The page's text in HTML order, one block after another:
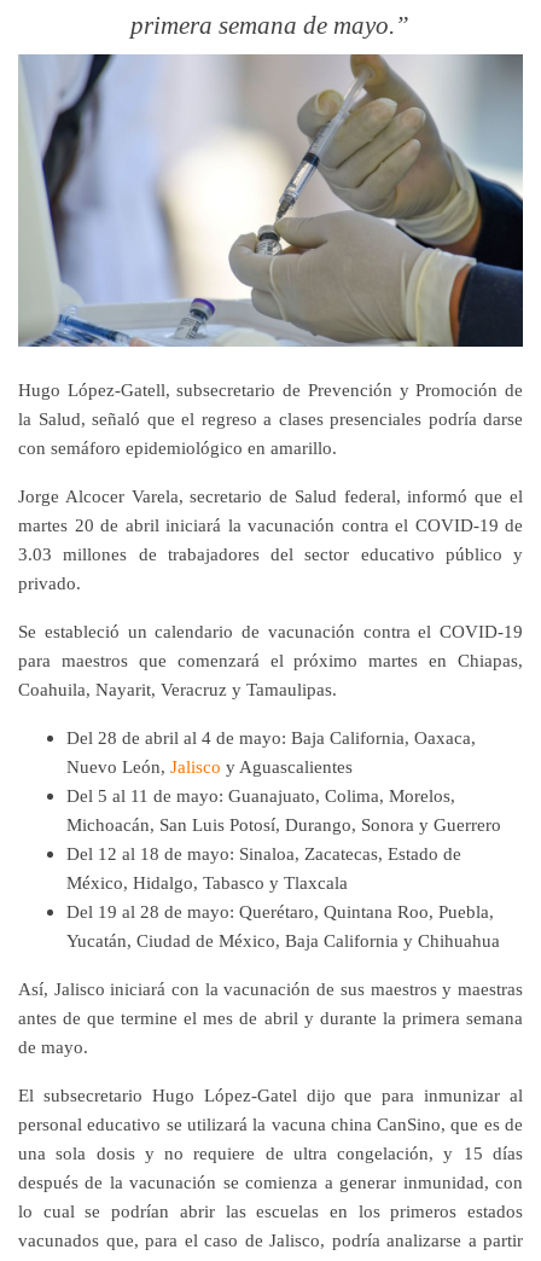
primera semana de mayo.
Hugo López-Gatell, subsecretario de Prevención y Promoción de
la Salud, señaló que el regreso a clases presenciales podría darse
con semáforo epidemiológico en amarillo.
Jorge Alcocer Varela, secretario de Salud federal, informó que el
martes 20 de abril iniciará la vacunación contra el COVID-19 de
3.03 millones de trabajadores del sector educativo público y
privado.
Se estableció un calendario de vacunación contra el COVID-19
para maestros que comenzará el próximo martes en Chiapas,
Coahuila, Nayarit, Veracruz y Tamaulipas.
Del 28 de abril al 4 de mayo: Baja California, Oaxaca,
Nuevo León, Jalisco y Aguascalientes
Del 5 al 11 de mayo: Guanajuato, Colima, Morelos,
Michoacán, San Luis Potosí, Durango, Sonora y Guerrero
Del 12 al 18 de mayo: Sinaloa, Zacatecas, Estado de
México, Hidalgo, Tabasco y Tlaxcala
Del 19 al 28 de mayo: Querétaro, Quintana Roo, Puebla,
Yucatán, Ciudad de México, Baja California y Chihuahua
Así, Jalisco iniciará con la vacunación de sus maestros y maestras
antes de que termine el mes de abril y durante la primera semana
de mayo.
El subsecretario Hugo López-Gatel dijo quepara inmunizar al
personal educativo se utilizará la vacuna china CanSino, que es de
una sola dosis y no requiere de ultra congelación, y 15 días
después de la vacunación se comienza a generar inmunidad, con
lo cual se podrían abrir las escuelas en los primeros estados
vacunados que, para el caso de Jalisco, podría analizarse a partir